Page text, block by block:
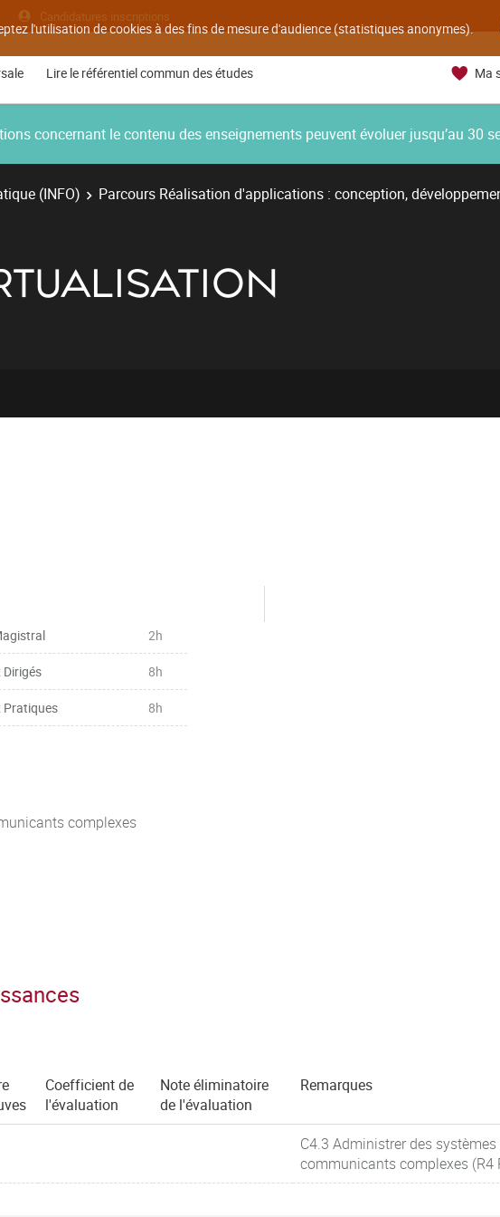
l'utilisation de cookies à des fins de mesure d'audience (statistiques anonymes).
Candidatures inscriptions
Lire le référentiel commun des études Ma
concernant le contenu des enseignements peuvent évoluer jusqu’au 30
(INFO)
Parcours Réalisation d'applications : conception,
2h
8h
Pratiques 8h
complexes
Coefficient de
l'évaluation
Note éliminatoire
de l'évaluation
Remarques
C4.3 Administrer des
communicants complexes (R4